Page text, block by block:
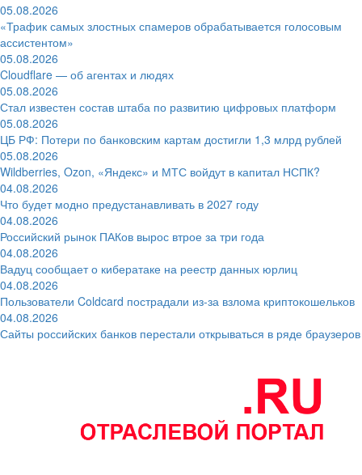
05.08.2026
«Трафик самых злостных спамеров обрабатывается голосовым
ассистентом»
05.08.2026
Cloudflare — об агентах и людях
05.08.2026
Стал известен состав штаба по развитию цифровых платформ
05.08.2026
ЦБ РФ: Потери по банковским картам достигли 1,3 млрд рублей
05.08.2026
Wildberries, Ozon, «Яндекс» и МТС войдут в капитал НСПК?
04.08.2026
Что будет модно предустанавливать в 2027 году
04.08.2026
Российский рынок ПАКов вырос втрое за три года
04.08.2026
Вадуц сообщает о кибератаке на реестр данных юрлиц
04.08.2026
Пользователи Coldcard пострадали из-за взлома криптокошельков
04.08.2026
Сайты российских банков перестали открываться в ряде браузеров